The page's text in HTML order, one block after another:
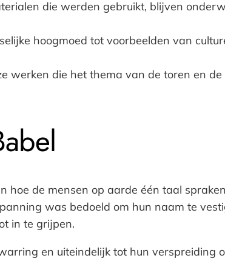
die werden gebruikt, blijven
hoogmoed tot voorbeelden van
werken die het thema van de toren en
de mensen op aarde één taal
was bedoeld om hun naam te
in te grijpen.
en uiteindelijk tot hun verspreiding